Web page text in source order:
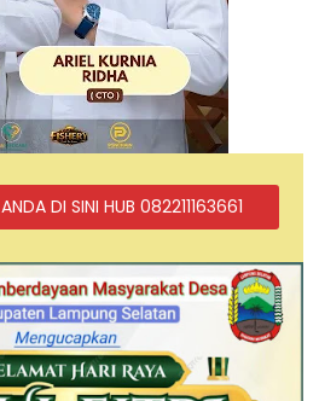
DI SINI HUB 082211163661